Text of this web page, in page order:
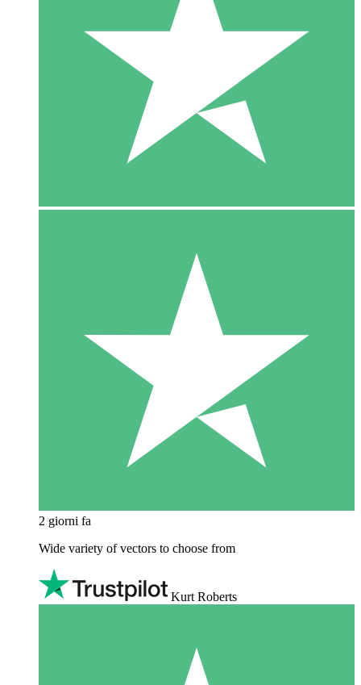
2 giorni fa
Wide variety of vectors to choose from
Kurt Roberts